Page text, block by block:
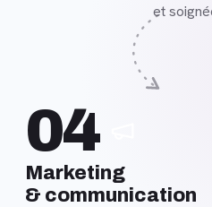
et
Marketing
& communication
04